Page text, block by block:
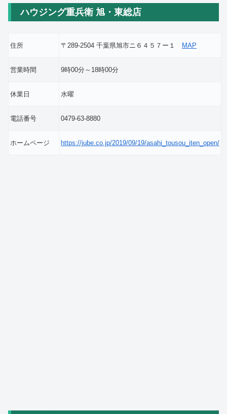
ハウジング重兵衛 旭・東総店
住所 〒289-2504 千葉県旭市ニ６４５７ー１ MAP
営業時間 9時00分～18時00分
休業日 水曜
電話番号 0479-63-8880
ホームページ https://jube.co.jp/2019/09/19/asahi_tousou_iten_open/